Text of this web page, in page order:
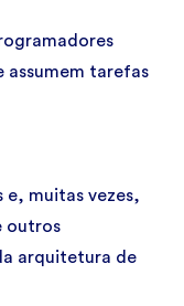
assumem tarefas
e, muitas vezes,
outros
arquitetura de